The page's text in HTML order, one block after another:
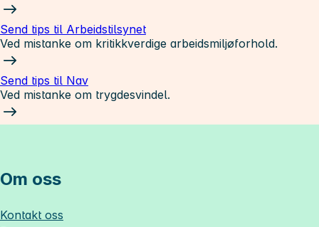
Send tips til Arbeidstilsynet
Ved mistanke om kritikkverdige arbeidsmiljøforhold.
Send tips til Nav
Ved mistanke om trygdesvindel.
Om oss
Kontakt oss